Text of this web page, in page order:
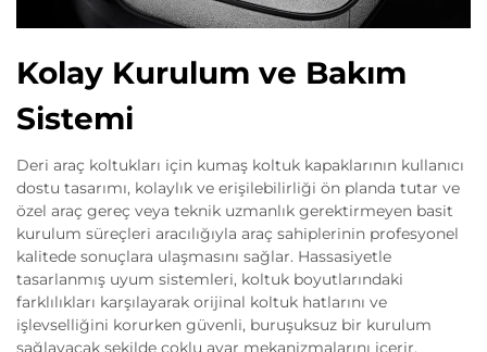
Kolay Kurulum ve Bakım
Sistemi
Deri araç koltukları için kumaş koltuk kapaklarının kullanıcı
dostu tasarımı, kolaylık ve erişilebilirliği ön planda tutar ve
özel araç gereç veya teknik uzmanlık gerektirmeyen basit
kurulum süreçleri aracılığıyla araç sahiplerinin profesyonel
kalitede sonuçlara ulaşmasını sağlar. Hassasiyetle
tasarlanmış uyum sistemleri, koltuk boyutlarındaki
farklılıkları karşılayarak orijinal koltuk hatlarını ve
işlevselliğini korurken güvenli, buruşuksuz bir kurulum
sağlayacak şekilde çoklu ayar mekanizmalarını içerir.